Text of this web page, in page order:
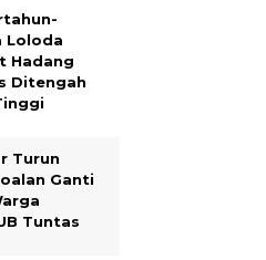
Loloda
Hadang
Ditengah
Turun
Ganti
Tuntas